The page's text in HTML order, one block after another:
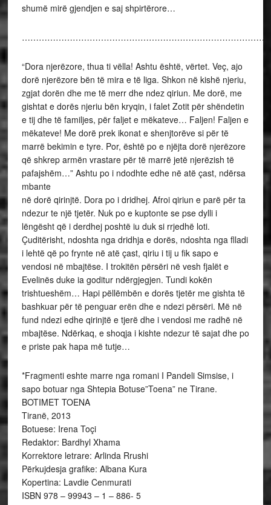
shumë mirë gjendjen e saj shpirtërore…
“Dora njerëzore, thua ti vëlla! Ashtu është, vërtet. Veç, ajo
dorë njerëzore bën të mira e të liga. Shkon në kishë njeriu,
zgjat dorën dhe me të merr dhe ndez qiriun. Me dorë, me
gishtat e dorës njeriu bën kryqin, i falet Zotit për shëndetin
e tij dhe të familjes, për faljet e mëkateve… Faljen! Faljen e
mëkateve! Me dorë prek ikonat e shenjtorëve si për të
marrë bekimin e tyre. Por, është po e njëjta dorë njerëzore
që shkrep armën vrastare për të marrë jetë njerëzish të
pafajshëm…” Ashtu po i ndodhte edhe në atë çast, ndërsa
mbante
në dorë qirinjtë. Dora po i dridhej. Afroi qiriun e parë për ta
ndezur te një tjetër. Nuk po e kuptonte se pse dylli i
lëngësht që i derdhej poshtë iu duk si rrjedhë loti.
Çuditërisht, ndoshta nga dridhja e dorës, ndoshta nga flladi
i lehtë që po frynte në atë çast, qiriu i tij u fik sapo e
vendosi në mbajtëse. I trokitën përsëri në vesh fjalët e
Evelinës duke ia goditur ndërgjegjen. Tundi kokën
trishtueshëm… Hapi pëllëmbën e dorës tjetër me gishta të
bashkuar për të penguar erën dhe e ndezi përsëri. Më në
fund ndezi edhe qirinjtë e tjerë dhe i vendosi me radhë në
mbajtëse. Ndërkaq, e shoqja i kishte ndezur të sajat dhe po
e priste pak hapa më tutje…
*Fragmenti eshte marre nga romani I Pandeli Simsise, i
sapo botuar nga Shtepia Botuse”Toena” ne Tirane.
BOTIMET TOENA
Tiranë, 2013
Botuese: Irena Toçi
Redaktor: Bardhyl Xhama
Korrektore letrare: Arlinda Rrushi
Përkujdesja grafike: Albana Kura
Kopertina: Lavdie Cenmurati
ISBN 978 – 99943 – 1 – 886- 5